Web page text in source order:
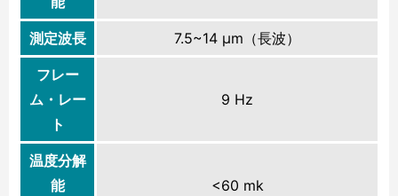
測定波長 7.5~14 μm（長波）
フレー
ム・レー
ト
9 Hz
温度分解
能
<60 mk